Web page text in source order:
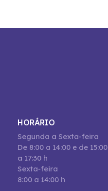
HORÁRIO
Segunda a Sexta-feira
De 8:00 a 14:00 e de 15:00
a 17:30 h
Sexta-feira
8:00 a 14:00 h